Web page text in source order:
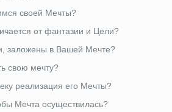
своей Мечты?
от фантазии и Цели?
заложены в Вашей Мечте?
свою мечту?
реализация его Мечты?
Мечта осуществилась?